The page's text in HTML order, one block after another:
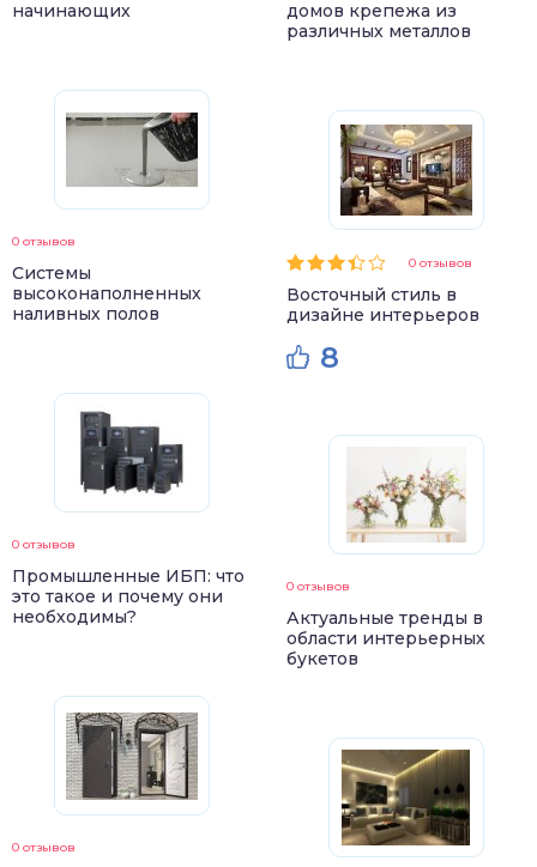
начинающих
0 отзывов
Системы
высоконаполненных
наливных полов
0 отзывов
Промышленные ИБП: что
это такое и почему они
необходимы?
0 отзывов
домов крепежа из
различных металлов
0 отзывов
Восточный стиль в
дизайне интерьеров
8
0 отзывов
Актуальные тренды в
области интерьерных
букетов